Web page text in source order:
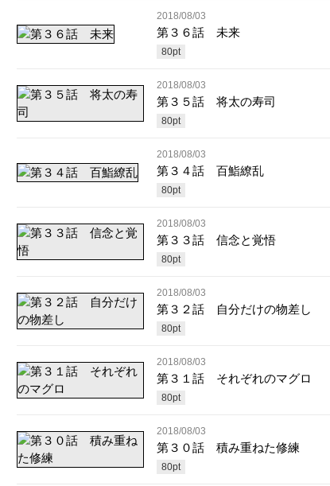
2018/08/03
第３６話 未来
80pt
2018/08/03
第３５話 将太の寿司
80pt
2018/08/03
第３４話 百鮨繚乱
80pt
2018/08/03
第３３話 信念と覚悟
80pt
2018/08/03
第３２話 自分だけの物差し
80pt
2018/08/03
第３１話 それぞれのマグロ
80pt
2018/08/03
第３０話 積み重ねた修練
80pt